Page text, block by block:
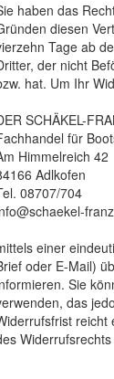
haben das
diesen
Tage ab
der nicht
hat. Um Ihr
SCHÄKEL-
für
Himmelreich 42
Adlkofen
08707/704
einer
oder E-Mail)
Sie
das
reicht